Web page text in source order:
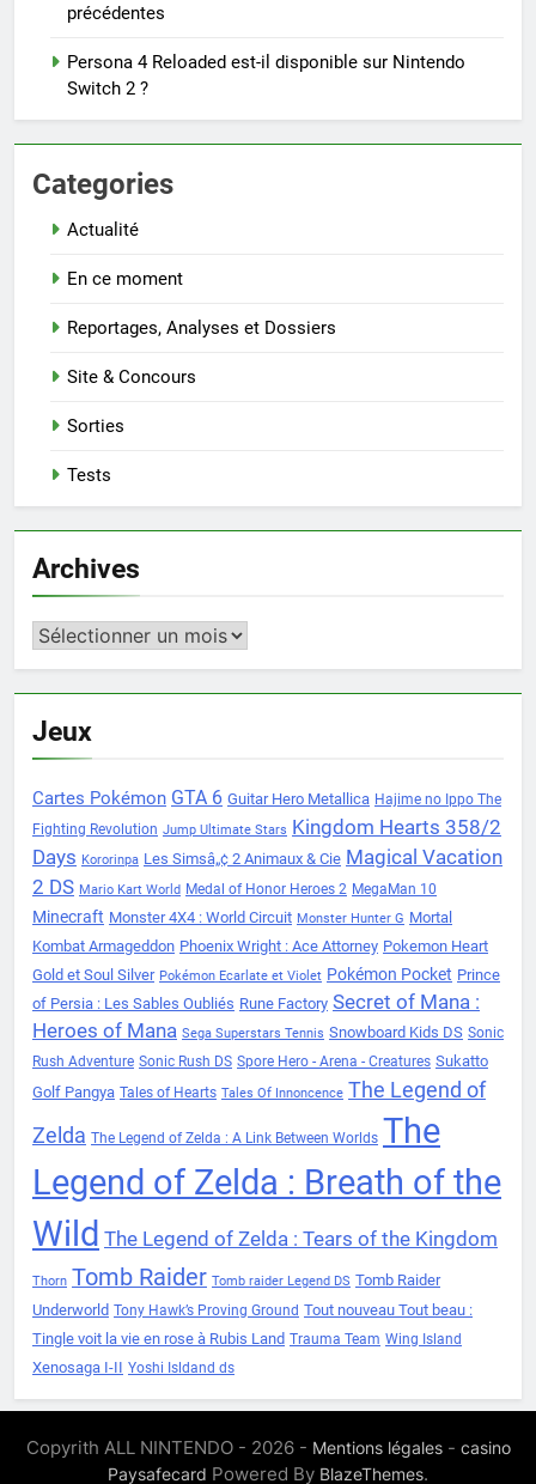
précédentes
Persona 4 Reloaded est-il disponible sur Nintendo
Switch 2 ?
Categories
Actualité
En ce moment
Reportages, Analyses et Dossiers
Site & Concours
Sorties
Tests
Archives
Archives
Jeux
Cartes Pokémon GTA 6 Guitar Hero Metallica Hajime no Ippo The
Fighting Revolution Jump Ultimate Stars Kingdom Hearts 358/2
Days Kororinpa Les Simsâ„¢ 2 Animaux & Cie Magical Vacation
2 DS Mario Kart World Medal of Honor Heroes 2 MegaMan 10
Minecraft Monster 4X4 : World Circuit Monster Hunter G Mortal
Kombat Armageddon Phoenix Wright : Ace Attorney Pokemon Heart
Gold et Soul Silver Pokémon Ecarlate et Violet Pokémon Pocket Prince
of Persia : Les Sables Oubliés Rune Factory Secret of Mana :
Heroes of Mana Sega Superstars Tennis Snowboard Kids DS Sonic
Rush Adventure Sonic Rush DS Spore Hero - Arena - Creatures Sukatto
Golf Pangya Tales of Hearts Tales Of Innoncence The Legend of
Zelda The Legend of Zelda : A Link Between Worlds The
Legend of Zelda : Breath of the
Wild The Legend of Zelda : Tears of the Kingdom
Thorn Tomb Raider Tomb raider Legend DS Tomb Raider
Underworld Tony Hawk’s Proving Ground Tout nouveau Tout beau :
Tingle voit la vie en rose à Rubis Land Trauma Team Wing Island
Xenosaga I-II Yoshi Isldand ds
Copyrith ALL NINTENDO - 2026 - Mentions légales- casino
Paysafecard Powered By BlazeThemes.